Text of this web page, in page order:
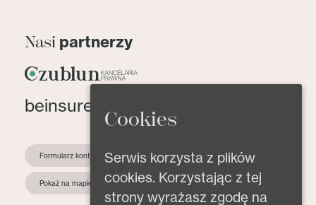
Nasi partnerzy
beinsured@beinsured.pl
Formularz kontaktowy
Pokaż na mapie
Cookies
Serwis korzysta z plików
cookies. Korzystając z tej
strony wyrażasz zgodę na